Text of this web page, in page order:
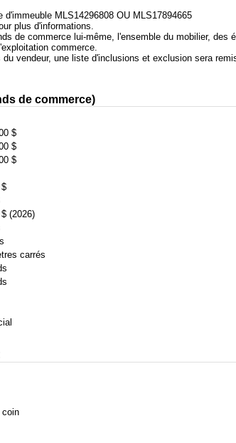
MLS14296808 OU MLS17894665
plus d'informations.
de commerce lui-même, l'ensemble du mobilier, des
commerce.
vendeur, une liste d'inclusions et exclusion sera
de commerce)
$
$
$
(2026)
carrés
coin